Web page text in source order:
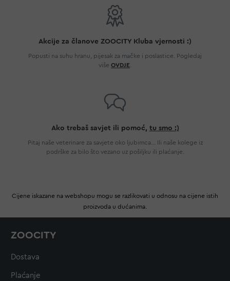
Akcije za članove ZOOCITY Kluba vjernosti :)
Popusti na suhu hranu, pijesak za mačke i poslastice. Pogledaj
više OVDJE
Ako trebaš savjet ili pomoć, tu smo :)
Pitaj naše veterinare za savjete oko ljubimca... Ili naše kolege iz
podrške za bilo što vezano uz pošiljku ili plaćanje.
Cijene iskazane na webshopu mogu se razlikovati u odnosu na cijene istih
proizvoda u dućanima.
ZOOCITY
Dostava
Plaćanje